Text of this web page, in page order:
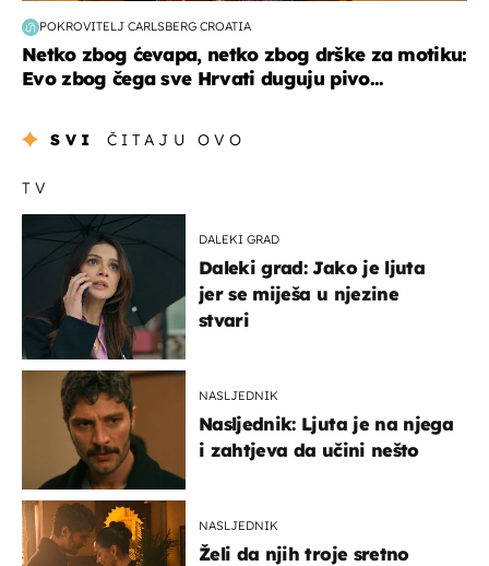
POKROVITELJ CARLSBERG CROATIA
Netko zbog ćevapa, netko zbog drške za motiku:
Evo zbog čega sve Hrvati duguju pivo...
SVI ČITAJU OVO
TV
DALEKI GRAD
Daleki grad: Jako je ljuta
jer se miješa u njezine
stvari
NASLJEDNIK
Nasljednik: Ljuta je na njega
i zahtjeva da učini nešto
NASLJEDNIK
Želi da njih troje sretno